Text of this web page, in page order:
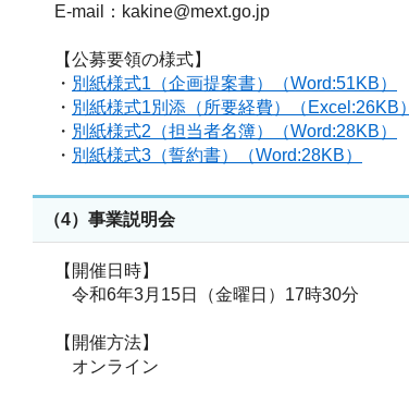
E-mail：kakine@mext.go.jp
【公募要領の様式】
・ 別紙様式1（企画提案書）（Word:51KB）
・ 別紙様式1別添（所要経費）（Excel:26KB）
・ 別紙様式2（担当者名簿）（Word:28KB）
・ 別紙様式3（誓約書）（Word:28KB）
（4）事業説明会
【開催日時】
令和6年3月15日（金曜日）17時30分
【開催方法】
オンライン